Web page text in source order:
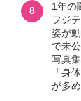
8
1年の
フジ
姿が
で未
写真
「身
が多め